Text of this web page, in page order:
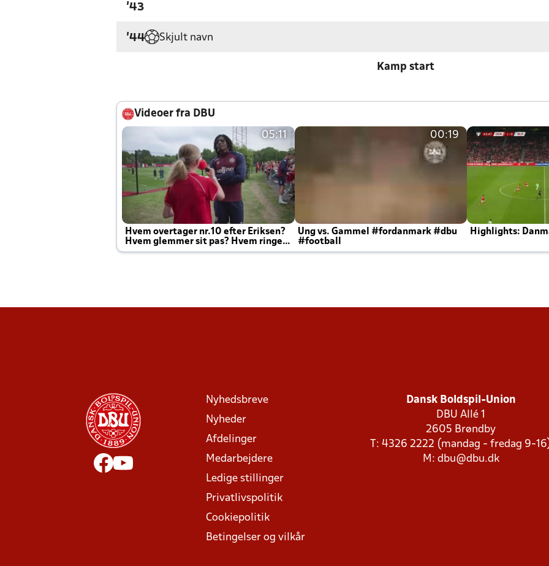
'43
'44 Skjult navn
Kamp start
Videoer fra DBU
05:11
Hvem overtager nr.10 efter Eriksen?
Hvem glemmer sit pas? Hvem ringer
Joachim altid til efter kampe?
00:19
Ung vs. Gammel #fordanmark #dbu
#football
Highlights:
Nyhedsbreve
Nyheder
Afdelinger
Medarbejdere
Ledige stillinger
Privatlivspolitik
Cookiepolitik
Betingelser og vilkår
Dansk Boldspil-Union
DBU Allé 1
2605 Brøndby
T: 4326 2222 (mandag - fredag 9-
M: dbu@dbu.dk